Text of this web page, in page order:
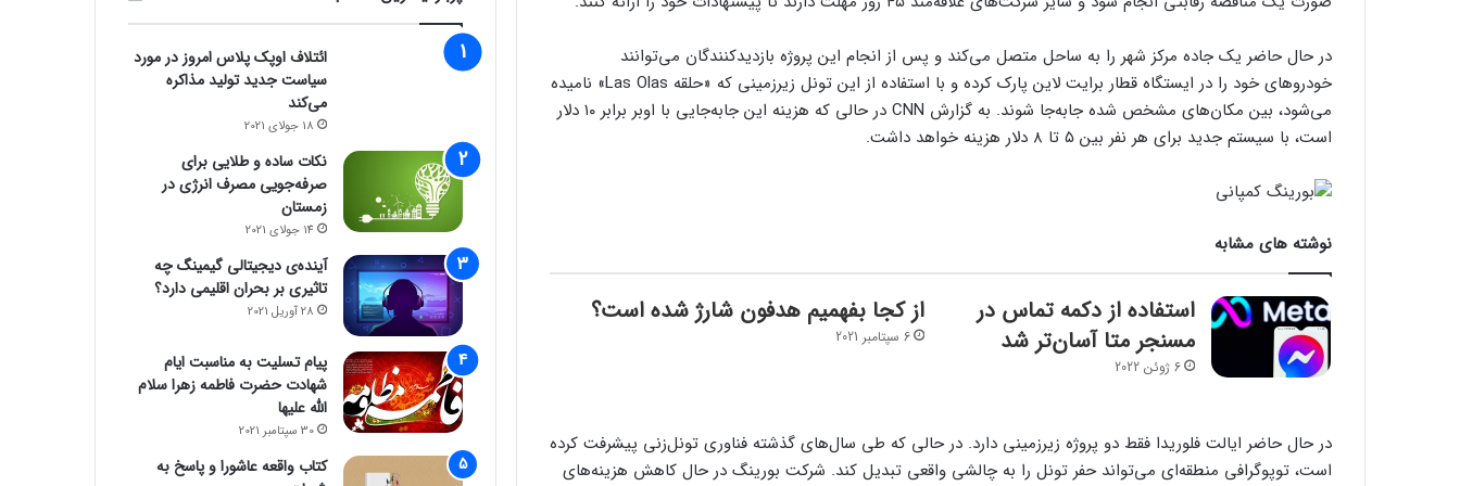
در حال حاضر یک جاده مرکز شهر را به ساحل متصل می‌کند و پس از انجام این پروژه بازدیدکنندگان می‌توانند
خودروهای خود را در ایستگاه قطار برایت لاین پارک کرده و با استفاده از این تونل زیرزمینی که «حلقه Las Olas» نامیده
می‌شود، بین مکان‌های مشخص شده جابه‌جا شوند. به گزارش CNN در حالی که هزینه این جابه‌جایی با اوبر برابر ۱۰ دلار
است، با سیستم جدید برای هر نفر بین ۵ تا ۸ دلار هزینه خواهد داشت.
نوشته های مشابه
استفاده از دکمه تماس در
مسنجر متا آسان‌تر شد
6 ژوئن 2022
از کجا بفهمیم هدفون شارژ شده است؟
6 سپتامبر 2021
در حال حاضر ایالت فلوریدا فقط دو پروژه زیرزمینی دارد. در حالی که طی سال‌های گذشته فناوری تونل‌زنی پیشرفت کرده
است، توپوگرافی منطقه‌ای می‌تواند حفر تونل را به چالشی واقعی تبدیل کند. شرکت بورینگ در حال کاهش هزینه‌های
ائتلاف اوپک پلاس امروز در مورد
سیاست جدید تولید مذاکره
می‌کند
18 جولای 2021
نکات ساده و طلایی برای
صرفه‌جویی مصرف انرژی در
زمستان
14 جولای 2021
آینده‌ی دیجیتالی گیمینگ چه
تاثیری بر بحران اقلیمی دارد؟
28 آوریل 2021
پیام تسلیت به مناسبت ایام
شهادت حضرت فاطمه زهرا سلام
الله علیها
30 سپتامبر 2021
کتاب واقعه عاشورا و پاسخ به